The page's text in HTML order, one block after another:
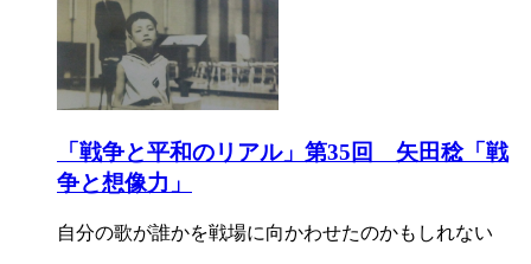
「戦争と平和のリアル」第35回 矢田稔「戦
争と想像力」
自分の歌が誰かを戦場に向かわせたのかもしれない